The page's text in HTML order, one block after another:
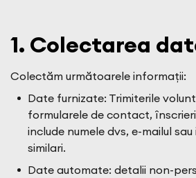
1. Colectarea
Colectăm următoarele informații:
Date furnizate: Trimiterile
formularele de contact,
include numele dvs, e-mailul
similari.
Date automate: detalii non-